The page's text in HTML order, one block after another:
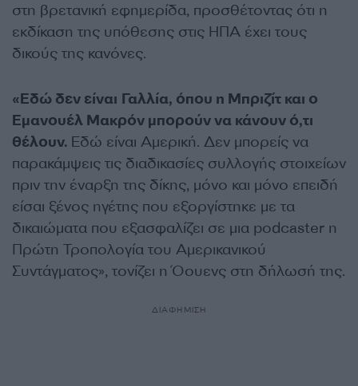
στη βρετανική εφημερίδα, προσθέτοντας ότι η
εκδίκαση της υπόθεσης στις ΗΠΑ έχει τους
δικούς της κανόνες.
«Εδώ δεν είναι Γαλλία, όπου η Μπριζίτ και ο
Εμανουέλ Μακρόν μπορούν να κάνουν ό,τι
θέλουν. Εδώ είναι Αμερική. Δεν μπορείς να
παρακάμψεις τις διαδικασίες συλλογής στοιχείων
πριν την έναρξη της δίκης, μόνο και μόνο επειδή
είσαι ξένος ηγέτης που εξοργίστηκε με τα
δικαιώματα που εξασφαλίζει σε μια podcaster η
Πρώτη Τροπολογία του Αμερικανικού
Συντάγματος», τονίζει η Όουενς στη δήλωσή της.
ΔΙΑΦΗΜΙΣΗ